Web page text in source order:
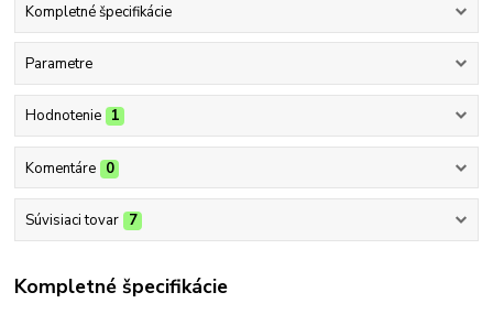
Kompletné špecifikácie
Parametre
Hodnotenie 1
Komentáre 0
Súvisiaci tovar 7
Kompletné špecifikácie